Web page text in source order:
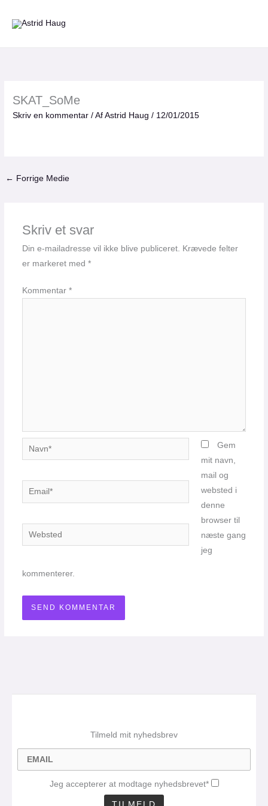
SKAT_SoMe
Skriv en kommentar / AfAstrid Haug/ 12/01/2015
← Forrige Medie
Skriv et svar
Din e-mailadresse vil ikke blive publiceret. Krævede felter
er markeret med *
Kommentar *
Navn*
Email*
Websted
Gem
mit navn,
mail og
websted i
denne
browser til
næste gang
jeg
kommenterer.
Tilmeld mit nyhedsbrev
Jeg accepterer at modtage nyhedsbrevet*